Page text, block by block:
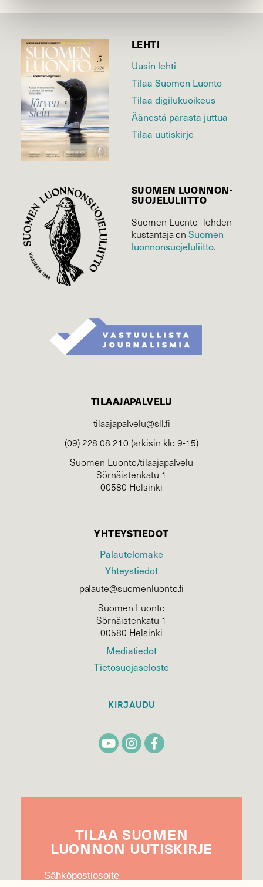
LEHTI
Uusin lehti
Tilaa Suomen Luonto
Tilaa digilukuoikeus
Äänestä parasta juttua
Tilaa uutiskirje
SUOMEN LUONNON­
SUOJELU­LIITTO
Suomen Luonto -lehden
kustantaja onSuomen
luonnonsuojelu­liitto.
TILAAJAPALVELU
tilaajapalvelu@sll.fi
(09) 228 08 210 (arkisin klo 9-15)
Suomen Luonto/tilaajapalvelu
Sörnäistenkatu 1
00580 Helsinki
YHTEYSTIEDOT
Palautelomake
Yhteystiedot
palaute@suomenluonto.fi
Suomen Luonto
Sörnäistenkatu 1
00580 Helsinki
Mediatiedot
Tietosuojaseloste
KIRJAUDU
TILAA SUOMEN
LUONNON UUTIS­KIRJE
Sähköpostiosoite